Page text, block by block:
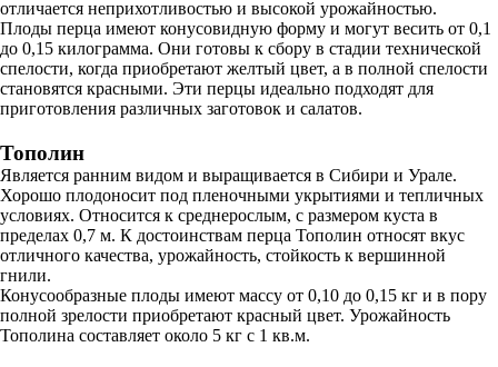
отличается неприхотливостью и высокой урожайностью.
Плоды перца имеют конусовидную форму и могут весить от 0,1
до 0,15 килограмма. Они готовы к сбору в стадии технической
спелости, когда приобретают желтый цвет, а в полной спелости
становятся красными. Эти перцы идеально подходят для
приготовления различных заготовок и салатов.
Тополин
Является ранним видом и выращивается в Сибири и Урале.
Хорошо плодоносит под пленочными укрытиями и тепличных
условиях. Относится к среднерослым, с размером куста в
пределах 0,7 м. К достоинствам перца Тополин относят вкус
отличного качества, урожайность, стойкость к вершинной
гнили.
Конусообразные плоды имеют массу от 0,10 до 0,15 кг и в пору
полной зрелости приобретают красный цвет. Урожайность
Тополина составляет около 5 кг с 1 кв.м.